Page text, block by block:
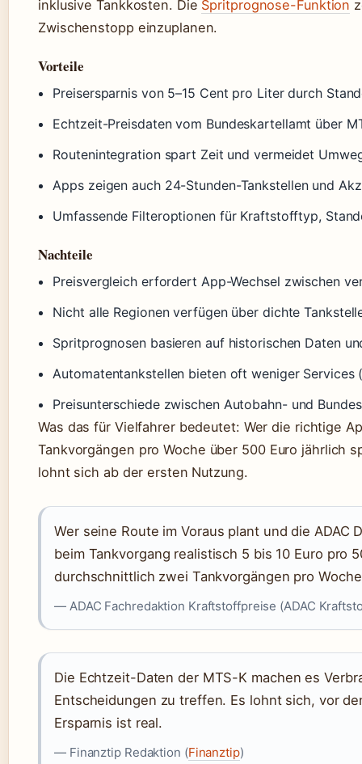
inklusive Tankkosten. Die Spritprognose-Funktion
Zwischenstopp einzuplanen.
Vorteile
Preisersparnis von 5–15 Cent pro Liter durch
Echtzeit-Preisdaten vom Bundeskartellamt über
Routenintegration spart Zeit und vermeidet
Apps zeigen auch 24-Stunden-Tankstellen und
Umfassende Filteroptionen für Kraftstofftyp,
Nachteile
Preisvergleich erfordert App-Wechsel zwischen
Nicht alle Regionen verfügen über dichte
Spritprognosen basieren auf historischen Daten
Automatentankstellen bieten oft weniger Services
Preisunterschiede zwischen Autobahn- und
Was das für Vielfahrer bedeutet: Wer die richtige
Tankvorgängen pro Woche über 500 Euro jährlich
lohnt sich ab der ersten Nutzung.
Wer seine Route im Voraus plant und die ADAC
beim Tankvorgang realistisch 5 bis 10 Euro pro
durchschnittlich zwei Tankvorgängen pro
— ADAC Fachredaktion Kraftstoffpreise (ADAC
Die Echtzeit-Daten der MTS-K machen es
Entscheidungen zu treffen. Es lohnt sich, vor
Ersparnis ist real.
— Finanztip Redaktion (Finanztip)